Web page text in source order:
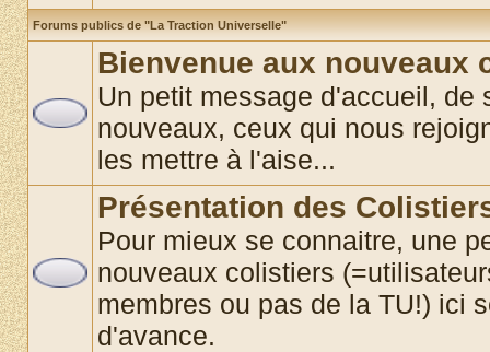
Forums publics de "La Traction Universelle"
Bienvenue aux nouveaux
Un petit message d'accueil, de
nouveaux, ceux qui nous
les mettre à l'aise...
Présentation des
Pour mieux se connaitre, une
nouveaux colistiers
membres ou pas de la TU!) ici
d'avance.